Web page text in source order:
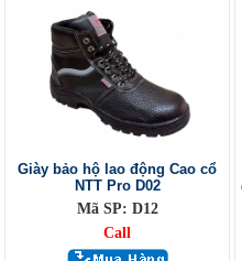
Giày bảo hộ lao động Cao cổ
NTT Pro D02
Mã SP: D12
Call